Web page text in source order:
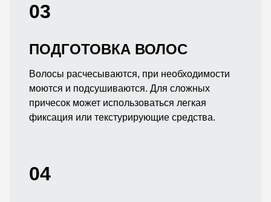
03
ПОДГОТОВКА ВОЛОС
Волосы расчесываются, при необходимости
моются и подсушиваются. Для сложных
причесок может использоваться легкая
фиксация или текстурирующие средства.
04